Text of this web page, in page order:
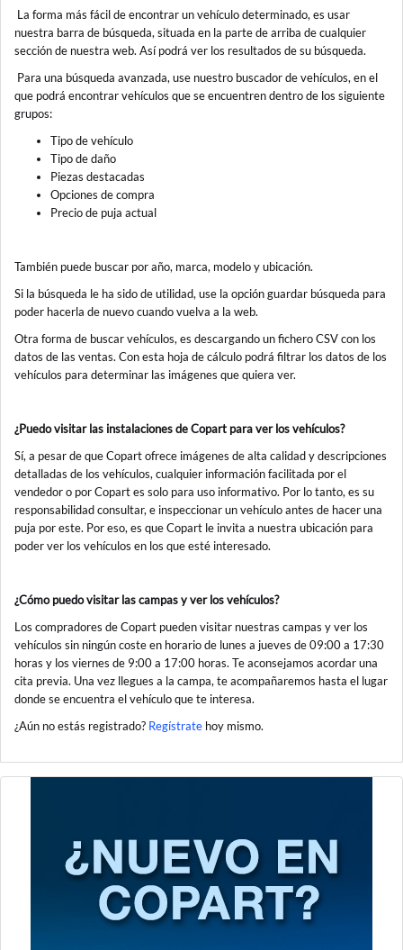
La forma más fácil de encontrar un vehículo determinado, es usar
nuestra barra de búsqueda, situada en la parte de arriba de cualquier
sección de nuestra web. Así podrá ver los resultados de su búsqueda.
Para una búsqueda avanzada, use nuestro buscador de vehículos, en el
que podrá encontrar vehículos que se encuentren dentro de los siguiente
grupos:
Tipo de vehículo
Tipo de daño
Piezas destacadas
Opciones de compra
Precio de puja actual
También puede buscar por año, marca, modelo y ubicación.
Si la búsqueda le ha sido de utilidad, use la opción guardar búsqueda para
poder hacerla de nuevo cuando vuelva a la web.
Otra forma de buscar vehículos, es descargando un fichero CSV con los
datos de las ventas. Con esta hoja de cálculo podrá filtrar los datos de los
vehículos para determinar las imágenes que quiera ver.
¿Puedo visitar las instalaciones de Copart para ver los vehículos?
Sí, a pesar de que Copart ofrece imágenes de alta calidad y descripciones
detalladas de los vehículos, cualquier información facilitada por el
vendedor o por Copart es solo para uso informativo. Por lo tanto, es su
responsabilidad consultar, e inspeccionar un vehículo antes de hacer una
puja por este. Por eso, es que Copart le invita a nuestra ubicación para
poder ver los vehículos en los que esté interesado.
¿Cómo puedo visitar las campas y ver los vehículos?
Los compradores de Copart pueden visitar nuestras campas y ver los
vehículos sin ningún coste en horario de lunes a jueves de 09:00 a 17:30
horas y los viernes de 9:00 a 17:00 horas. Te aconsejamos acordar una
cita previa. Una vez llegues a la campa, te acompañaremos hasta el lugar
donde se encuentra el vehículo que te interesa.
¿Aún no estás registrado? Regístrate hoy mismo.